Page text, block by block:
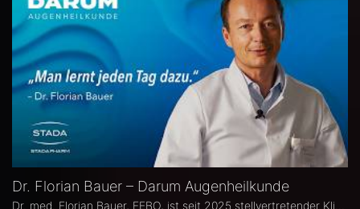
Dr. Florian Bauer – Darum Augenheilkunde